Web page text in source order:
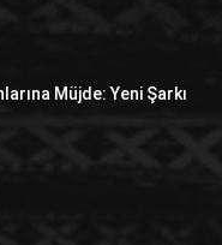
Müjde: Yeni Şarkı